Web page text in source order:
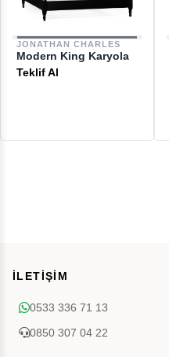
JONATHAN CHARLES
Modern King Karyola
Teklif Al
İLETİŞİM
0533 336 71 13
0850 307 04 22